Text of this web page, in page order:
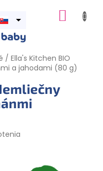
/ Ella's Kitchen BIO
a jahodami (80 g)